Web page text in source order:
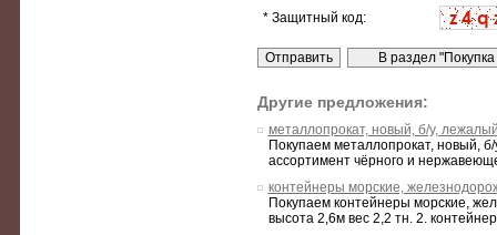
* Защитный код:
Другие предложения:
металлопрокат, новый, б/у,
Покупаем металлопрокат, новый,
ассортимент чёрного и
контейнеры морские,
Покупаем контейнеры морские,
высота 2,6м вес 2,2 тн. 2.